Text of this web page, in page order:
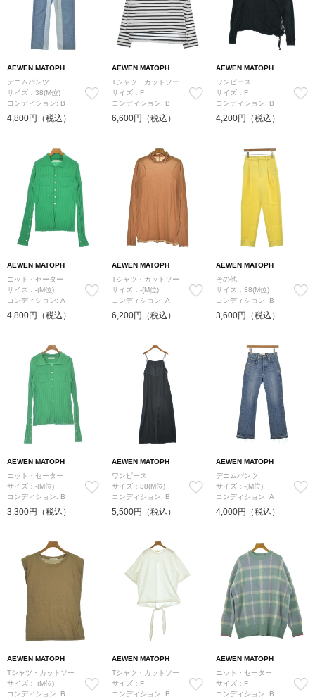
AEWEN MATOPH
デニムパンツ
サイズ：38(M位)
コンディション: B
4,800円（税込）
AEWEN MATOPH
Tシャツ・カットソー
サイズ：F
コンディション: B
6,600円（税込）
AEWEN MATOPH
ワンピース
サイズ：F
コンディション: B
4,200円（税込）
AEWEN MATOPH
ニット・セーター
サイズ：-(M位)
コンディション: A
4,800円（税込）
AEWEN MATOPH
Tシャツ・カットソー
サイズ：-(M位)
コンディション: A
6,200円（税込）
AEWEN MATOPH
その他
サイズ：38(M位)
コンディション: B
3,600円（税込）
AEWEN MATOPH
ニット・セーター
サイズ：-(M位)
コンディション: B
3,300円（税込）
AEWEN MATOPH
ワンピース
サイズ：38(M位)
コンディション: B
5,500円（税込）
AEWEN MATOPH
デニムパンツ
サイズ：-(M位)
コンディション: A
4,000円（税込）
AEWEN MATOPH
Tシャツ・カットソー
サイズ：-(M位)
コンディション: B
AEWEN MATOPH
Tシャツ・カットソー
サイズ：F
コンディション: B
AEWEN MATOPH
ニット・セーター
サイズ：F
コンディション: B